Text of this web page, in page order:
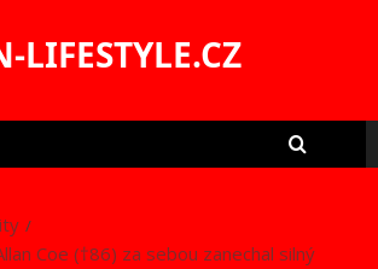
LIFESTYLE.CZ
Coe (†86) za sebou zanechal silný